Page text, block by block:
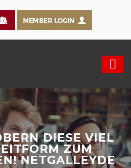
DIESE VIEL
ZUM
NETGALLEYDE